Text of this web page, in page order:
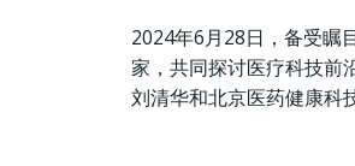
2024年6月28日，备受瞩
家，共同探讨医疗科技前
刘清华和北京医药健康科